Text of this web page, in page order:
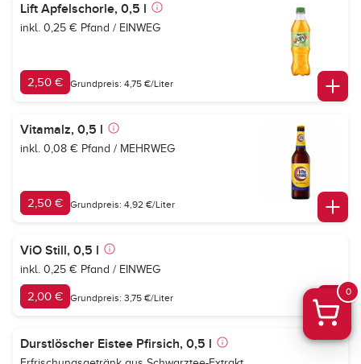
Lift Apfelschorle, 0,5 l
inkl. 0,25 € Pfand / EINWEG
2,50 € Grundpreis: 4,75 €/Liter
Vitamalz, 0,5 l
inkl. 0,08 € Pfand / MEHRWEG
2,50 € Grundpreis: 4,92 €/Liter
ViO Still, 0,5 l
inkl. 0,25 € Pfand / EINWEG
2,00 € Grundpreis: 3,75 €/Liter
Durstlöscher Eistee Pfirsich, 0,5 l
0